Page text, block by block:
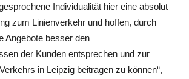
Individualität hier eine absolut
zum Linienverkehr und hoffen, durch
Angebote besser den
der Kunden entsprechen und zur
in Leipzig beitragen zu können“,